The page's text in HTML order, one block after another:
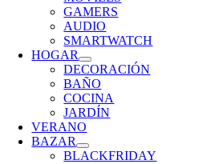
GAMERS
AUDIO
SMARTWATCH
HOGAR
DECORACIÓN
BAÑO
COCINA
JARDÍN
VERANO
BAZAR
BLACKFRIDAY